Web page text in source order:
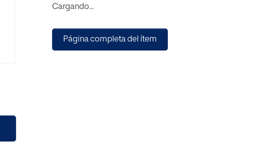
potencialidad del ABP y el blog colaborativo como
estudiantes el desarrollo del sentido crítico mediante la
de la información, el trabajo en grupo, la investigación de
Cargando...
Página completa del ítem